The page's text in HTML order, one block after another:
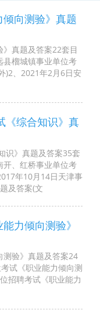
向测验》真题
真题及答案22套目
榴城镇事业单位考
)2、2021年2月6日安
《综合知识》真
识》真题及答案35套
开、红桥事业单位考
年10月14日天津事
及答案(文
力倾向测验》
测验》真题及答案24
试《职业能力倾向测
招聘考试《职业能力